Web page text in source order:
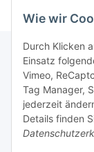
Wie wir
Durch Klicken
Einsatz
Vimeo,
Tag Manager,
jederzeit
Details finden
Bitte